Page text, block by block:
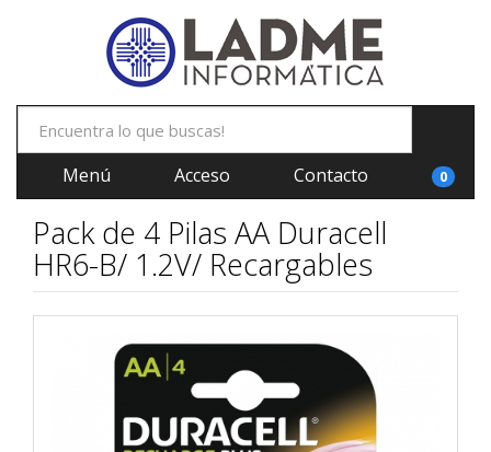
Menú Acceso Contacto 0
Pack de 4 Pilas AA Duracell
HR6-B/ 1.2V/ Recargables